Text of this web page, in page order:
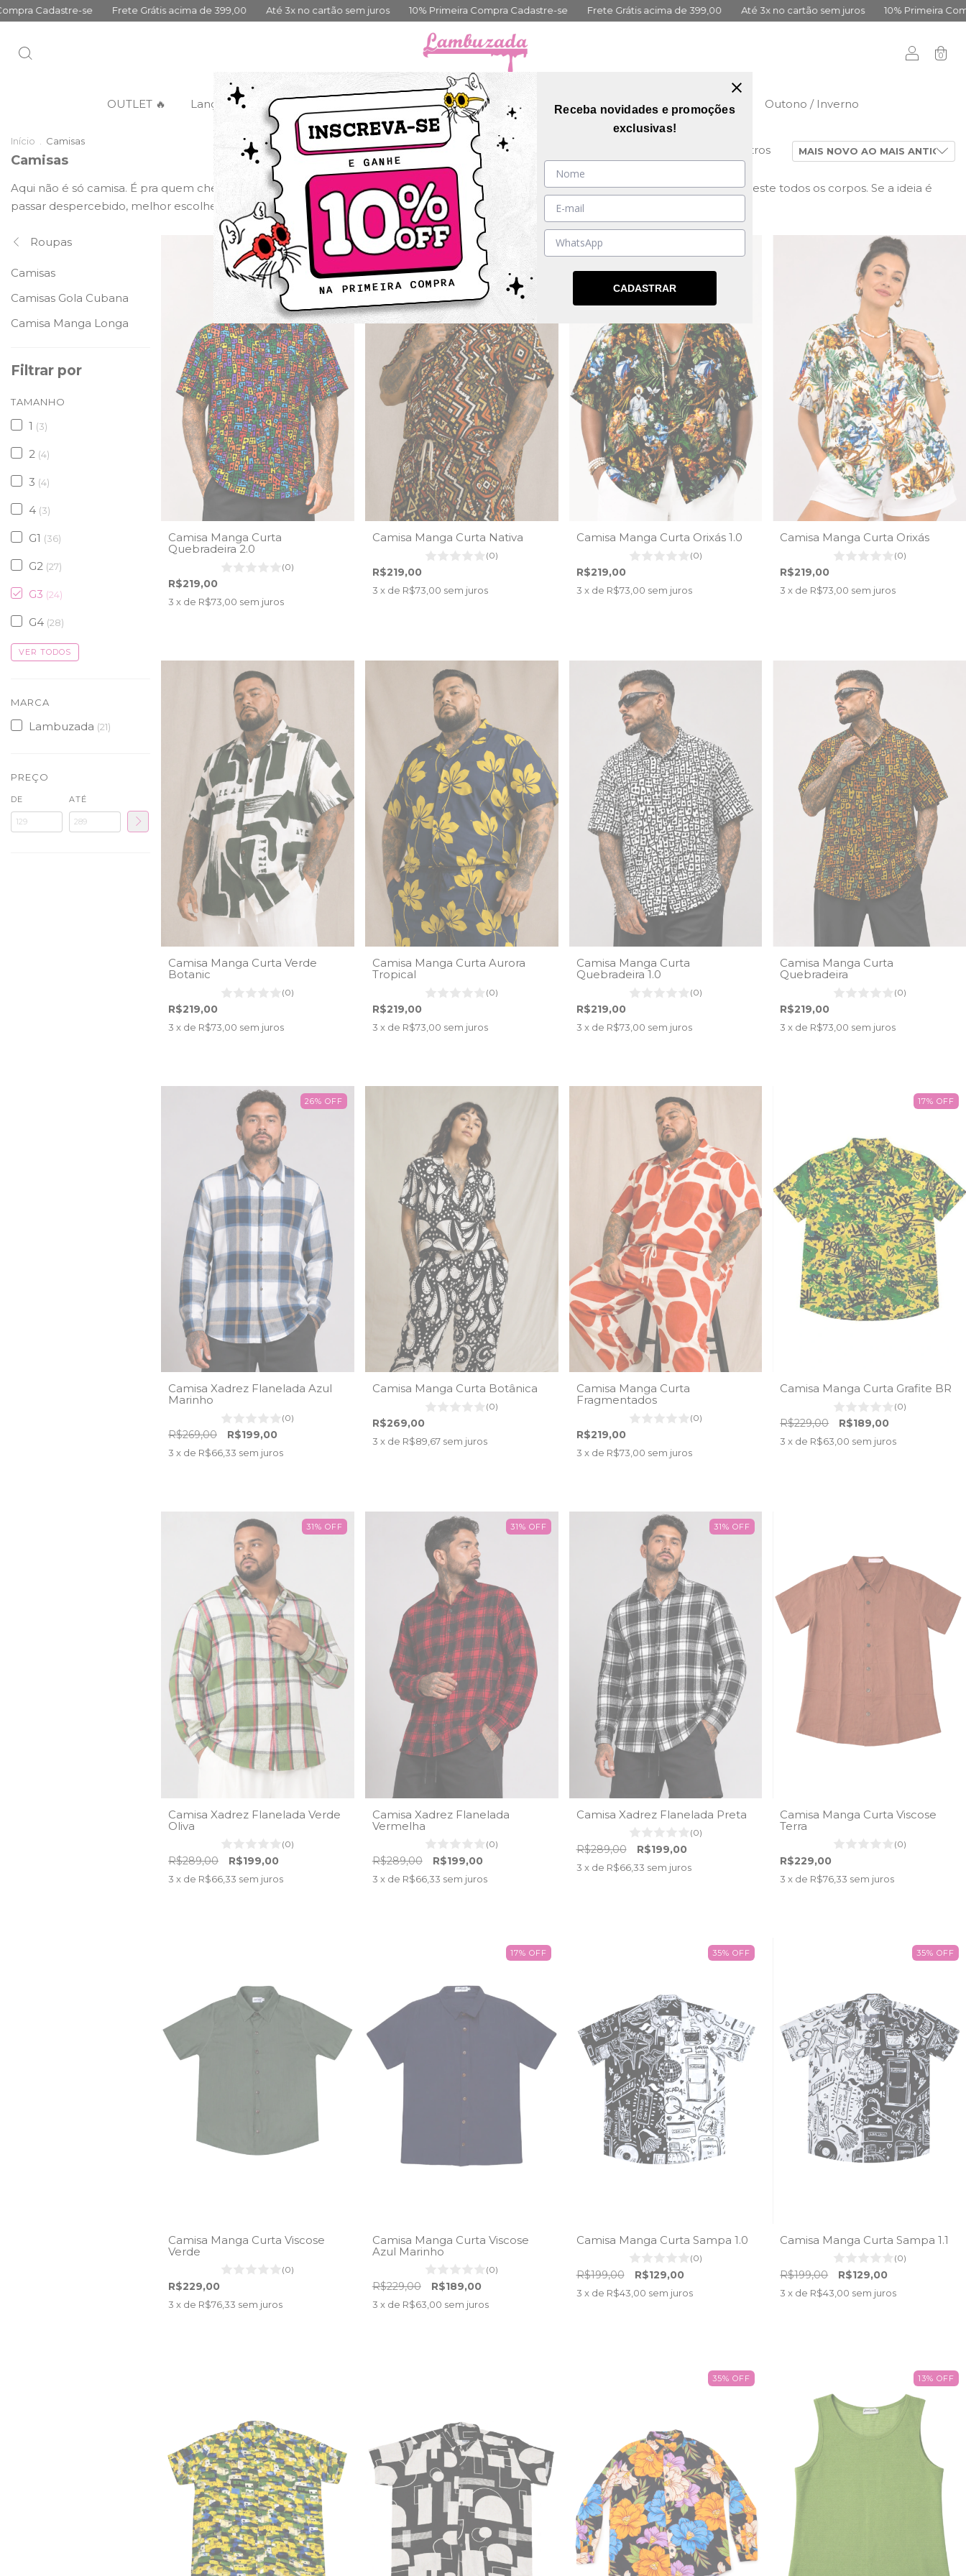
399,00 Até 3x no cartão sem juros 10% Primeira Compra Cadastre-se Frete Grátis acima de 399,00 Até 3x no cartão sem juros 10% Primeira Compra Cadastre-se Frete Grátis acima de
0
OUTLET 🔥 Lançamentos Categorias Coleções Mais Vendidos Guia de medidas Vai Brasil Outono / Inverno
Início Camisas
Camisas
Limpar filtros
Aqui não é só camisa. É pra quem chega e muda o ambiente. Modelagem oversized, estampas que chamam atenção e caimento que veste todos os corpos. Se a ideia é
passar despercebido, melhor escolher outra coisa.
Roupas
Camisas
Camisas Gola Cubana
Camisa Manga Longa
Filtrar por
TAMANHO
1 (3)
2 (4)
3 (4)
4 (3)
G1 (36)
G2 (27)
G3 (24)
G4 (28)
VER TODOS
MARCA
Lambuzada (21)
PREÇO
DE ATÉ
Camisa Manga Curta
Quebradeira 2.0
(0)
R$219,00
3 x de R$73,00 sem juros
Camisa Manga Curta Nativa
(0)
R$219,00
3 x de R$73,00 sem juros
Camisa Manga Curta Orixás 1.0
(0)
R$219,00
3 x de R$73,00 sem juros
Camisa Manga Curta Orixás
(0)
R$219,00
3 x de R$73,00 sem juros
Camisa Manga Curta Verde
Botanic
(0)
R$219,00
3 x de R$73,00 sem juros
Camisa Manga Curta Aurora
Tropical
(0)
R$219,00
3 x de R$73,00 sem juros
Camisa Manga Curta
Quebradeira 1.0
(0)
R$219,00
3 x de R$73,00 sem juros
Camisa Manga Curta
Quebradeira
(0)
R$219,00
3 x de R$73,00 sem juros
26% OFF
Camisa Xadrez Flanelada Azul
Marinho
(0)
R$269,00 R$199,00
3 x de R$66,33 sem juros
Camisa Manga Curta Botânica
(0)
R$269,00
3 x de R$89,67 sem juros
Camisa Manga Curta
Fragmentados
(0)
R$219,00
3 x de R$73,00 sem juros
17% OFF
Camisa Manga Curta Grafite BR
(0)
R$229,00 R$189,00
3 x de R$63,00 sem juros
31% OFF
Camisa Xadrez Flanelada Verde
Oliva
(0)
R$289,00 R$199,00
3 x de R$66,33 sem juros
31% OFF
Camisa Xadrez Flanelada
Vermelha
(0)
R$289,00 R$199,00
3 x de R$66,33 sem juros
31%OFF
Camisa Xadrez Flanelada Preta
(0)
R$289,00 R$199,00
3 x de R$66,33 sem juros
Camisa Manga Curta Viscose
Terra
(0)
R$229,00
3 x de R$76,33 sem juros
Camisa Manga Curta Viscose
Verde
(0)
R$229,00
3 x de R$76,33 sem juros
17% OFF
Camisa Manga Curta Viscose
Azul Marinho
(0)
R$229,00 R$189,00
3 x de R$63,00 sem juros
35%OFF
Camisa Manga Curta Sampa 1.0
(0)
R$199,00 R$129,00
3 x de R$43,00 sem juros
35% OFF
Camisa Manga Curta Sampa 1.1
(0)
R$199,00 R$129,00
3 x de R$43,00 sem juros
35%OFF 13% OFF
Receba novidades e promoções
exclusivas!
CADASTRAR